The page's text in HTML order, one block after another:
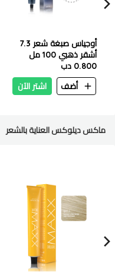
أوجياس صبغة شعر 7.3
أشقر ذهبي 100 مل
0.800 دب
أضف
اشتر الآن
ماكس ديلوكس العناية بالشعر